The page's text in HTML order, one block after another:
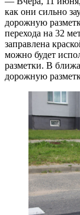
как они сильно
дорожную
перехода на 32
заправлена
можно будет
разметки. В
дорожную